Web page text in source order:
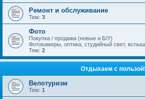
Ремонт и обслуживание
Тем: 3
Фото
Покупка / продажа (новые и Б/У)
Фотокамеры, оптика, студийный свет,
Тем: 2
Отдыхаем с пользой!
Велотуризм
Тем: 1